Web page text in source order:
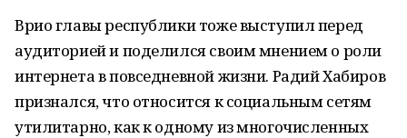
Врио главы республики тоже выступил перед
аудиторией и поделился своим мнением о роли
интернета в повседневной жизни. Радий Хабиров
признался, что относится к социальным сетям
утилитарно, как к одному из многочисленных